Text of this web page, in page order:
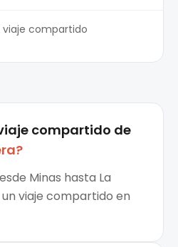
compartido
compartido de
?
Minas hasta La
viaje compartido en